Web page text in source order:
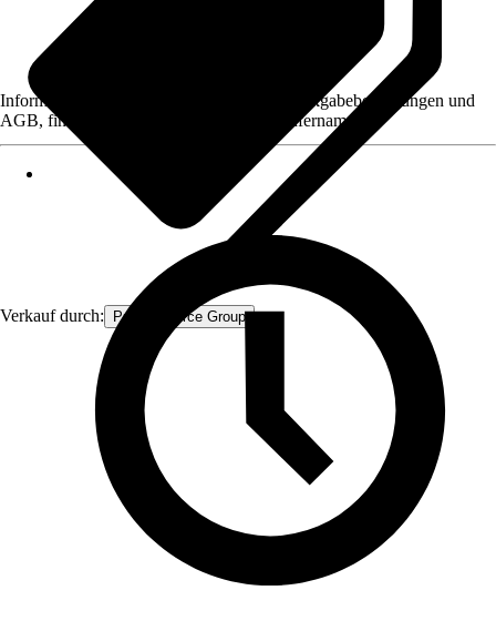
Verkauf durch: Procommerce Group
Informationen des Verkäufers, wie z. B. Rückgabebedingungen und
AGB, finden Sie bei Klick auf den Verkäufernamen.